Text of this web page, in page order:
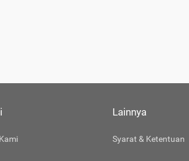
Lainnya
Syarat & Ketentuan